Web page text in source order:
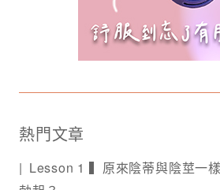
熱門文章
Lesson 1 ▍原來陰蒂與陰莖一